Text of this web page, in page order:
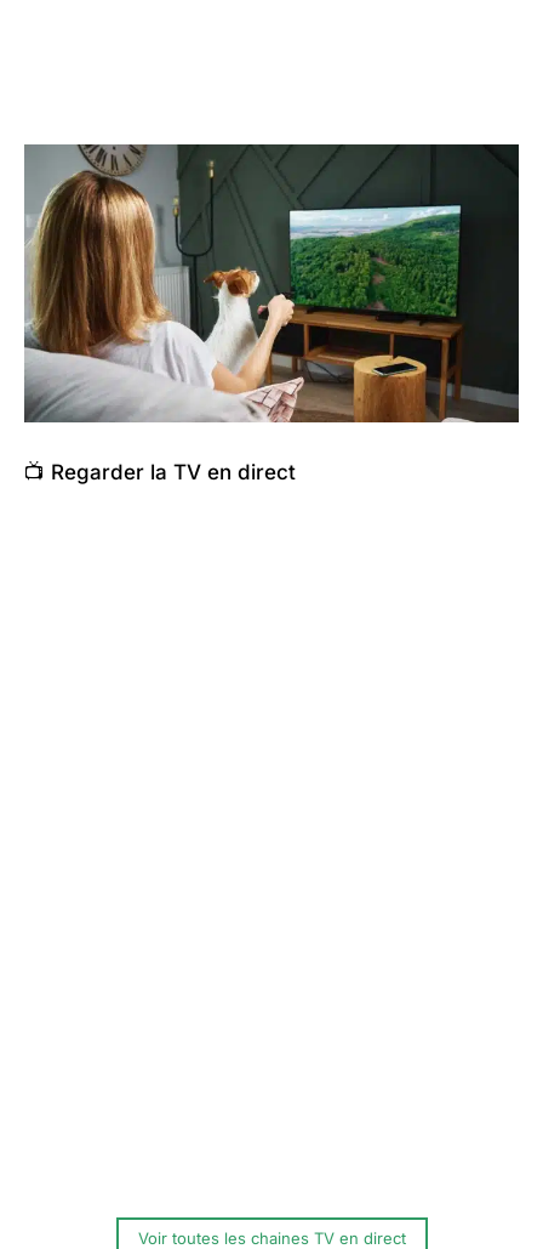
📺 Regarder la TV en direct
Voir toutes les chaines TV en direct